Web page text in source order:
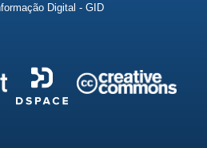
Digital - GID